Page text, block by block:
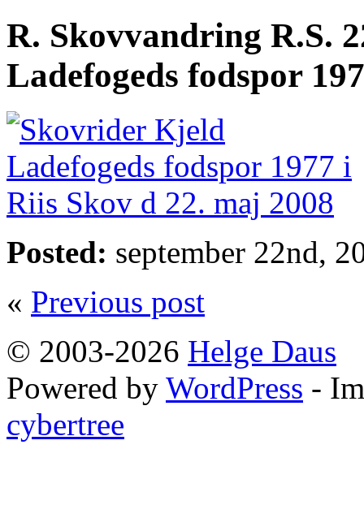
R. Skovvandring R.S.
Ladefogeds fodspor
Posted: september 22nd,
« Previous post
© 2003-2026 Helge Daus
Powered by WordPress -
cybertree